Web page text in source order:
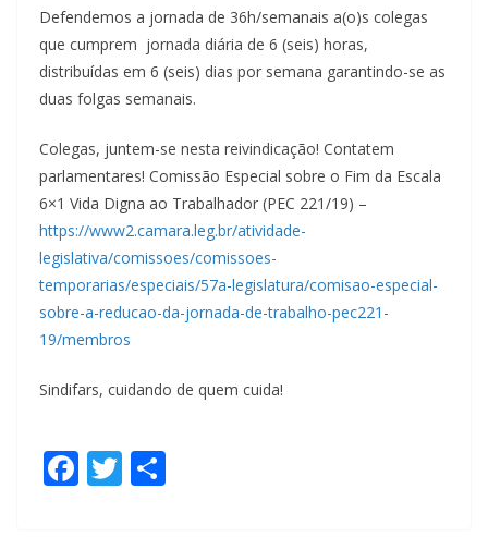
Defendemos a jornada de 36h/semanais a(o)s colegas
que cumprem jornada diária de 6 (seis) horas,
distribuídas em 6 (seis) dias por semana garantindo-se as
duas folgas semanais.
Colegas, juntem-se nesta reivindicação! Contatem
parlamentares! Comissão Especial sobre o Fim da Escala
6×1 Vida Digna ao Trabalhador (PEC 221/19) –
https://www2.camara.leg.br/atividade-
legislativa/comissoes/comissoes-
temporarias/especiais/57a-legislatura/comisao-especial-
sobre-a-reducao-da-jornada-de-trabalho-pec221-
19/membros
Sindifars, cuidando de quem cuida!
F T